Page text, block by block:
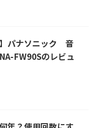
】パナソニック 音
FW90Sのレビュ